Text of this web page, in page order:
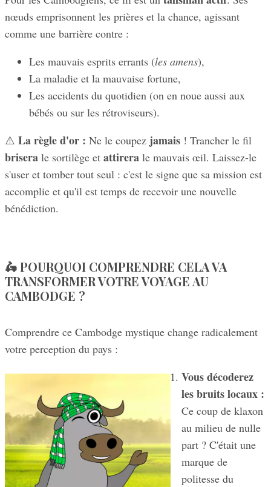
nœuds emprisonnent les prières et la chance, agissant
comme une barrière contre :
Les mauvais esprits errants (les amens),
La maladie et la mauvaise fortune,
Les accidents du quotidien (on en noue aussi aux
bébés ou sur les rétroviseurs).
⚠️ La règle d'or : Ne le coupez jamais ! Trancher le fil
brisera le sortilège et attirera le mauvais œil. Laissez-le
s'user et tomber tout seul : c'est le signe que sa mission est
accomplie et qu'il est temps de recevoir une nouvelle
bénédiction.
🛵 POURQUOI COMPRENDRE CELA VA
TRANSFORMER VOTRE VOYAGE AU
CAMBODGE ?
Comprendre ce Cambodge mystique change radicalement
votre perception du pays :
Vous décoderez
les bruits locaux :
Ce coup de klaxon
au milieu de nulle
part ? C'était une
marque de
politesse du